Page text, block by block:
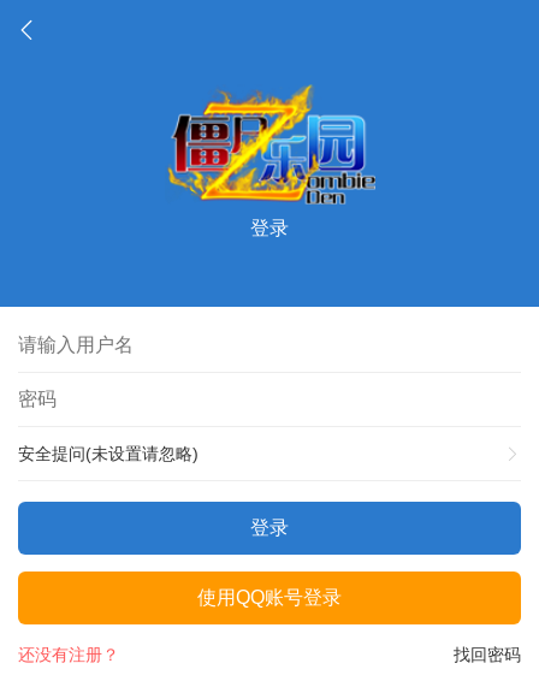
登录
安全提问(未设置请忽略)
登录
使用QQ账号登录
找回密码
还没有注册？